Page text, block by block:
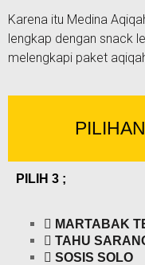
Karena itu Medina
lengkap dengan snack
melengkapi paket
PILIH 3 ;
MARTABAK
TAHU
SOSIS SOLO